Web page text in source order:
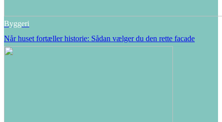
Byggeri
Når huset fortæller historie: Sådan vælger du den rette facade